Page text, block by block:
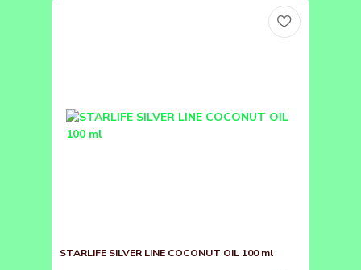
STARLIFE SILVER LINE COCONUT OIL 100 ml